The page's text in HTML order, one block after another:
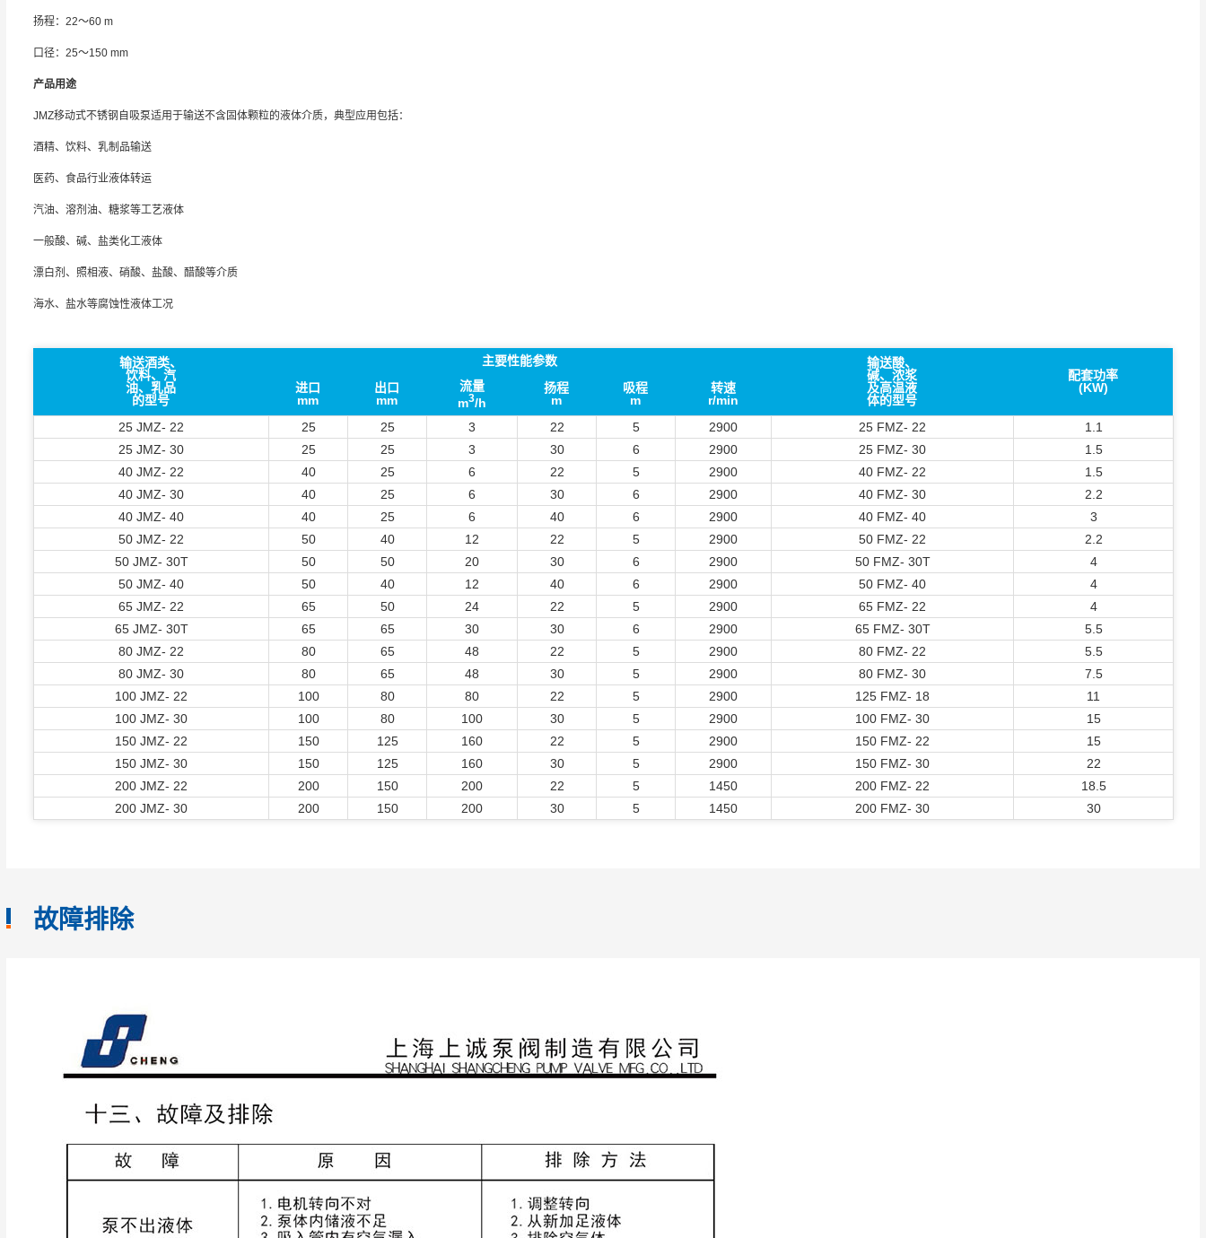
扬程：22～60 m
口径：25～150 mm
产品用途
JMZ移动式不锈钢自吸泵适用于输送不含固体颗粒的液体介质，典型应用包括：
酒精、饮料、乳制品输送
医药、食品行业液体转运
汽油、溶剂油、糖浆等工艺液体
一般酸、碱、盐类化工液体
漂白剂、照相液、硝酸、盐酸、醋酸等介质
海水、盐水等腐蚀性液体工况
输送酒类、
饮料、汽
油、乳品
的型号
主要性能参数
输送酸、
碱、浓浆
及高温液
体的型号
配套功率
(KW)
进口
mm
出口
mm
流量
m3/h
扬程
m
吸程
m
转速
r/min
25 JMZ- 22
25 25 3 22 5 2900 25 FMZ- 22
1.1
25 JMZ- 30
25 25 3 30 6 2900 25 FMZ- 30
1.5
40 JMZ- 22
40 25 6 22 5 2900 40 FMZ- 22
1.5
40 JMZ- 30
40 25 6 30 6 2900 40 FMZ- 30
2.2
40 JMZ- 40
40 25 6 40 6 2900 40 FMZ- 40
3
50 JMZ- 22
50 40 12 22 5 2900 50 FMZ- 22
2.2
50 JMZ- 30T
50 50 20 30 6 2900 50 FMZ- 30T
4
50 JMZ- 40
50 40 12 40 6 2900 50 FMZ- 40
4
65 JMZ- 22
65 50 24 22 5 2900 65 FMZ- 22
4
65 JMZ- 30T
65 65 30 30 6 2900 65 FMZ- 30T
5.5
80 JMZ- 22
80 65 48 22 5 2900 80 FMZ- 22
5.5
80 JMZ- 30
80 65 48 30 5 2900 80 FMZ- 30
7.5
100 JMZ- 22
100 80 80 22 5 2900 125 FMZ- 18
11
100 JMZ- 30
100 80 100 30 5 2900 100 FMZ- 30
15
150 JMZ- 22
150 125 160 22 5 2900 150 FMZ- 22
15
150 JMZ- 30
150 125 160 30 5 2900 150 FMZ- 30
22
200 JMZ- 22
200 150 200 22 5 1450 200 FMZ- 22
18.5
200 JMZ- 30
200 150 200 30 5 1450 200 FMZ- 30 30
故障排除